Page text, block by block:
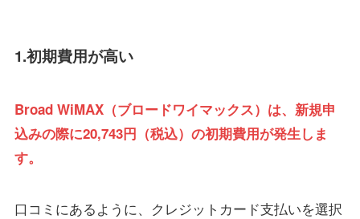
1.初期費用が高い
Broad WiMAX（ブロードワイマックス）は、新規申
込みの際に20,743円（税込）の初期費用が発生しま
す。
口コミにあるように、クレジットカード支払いを選択